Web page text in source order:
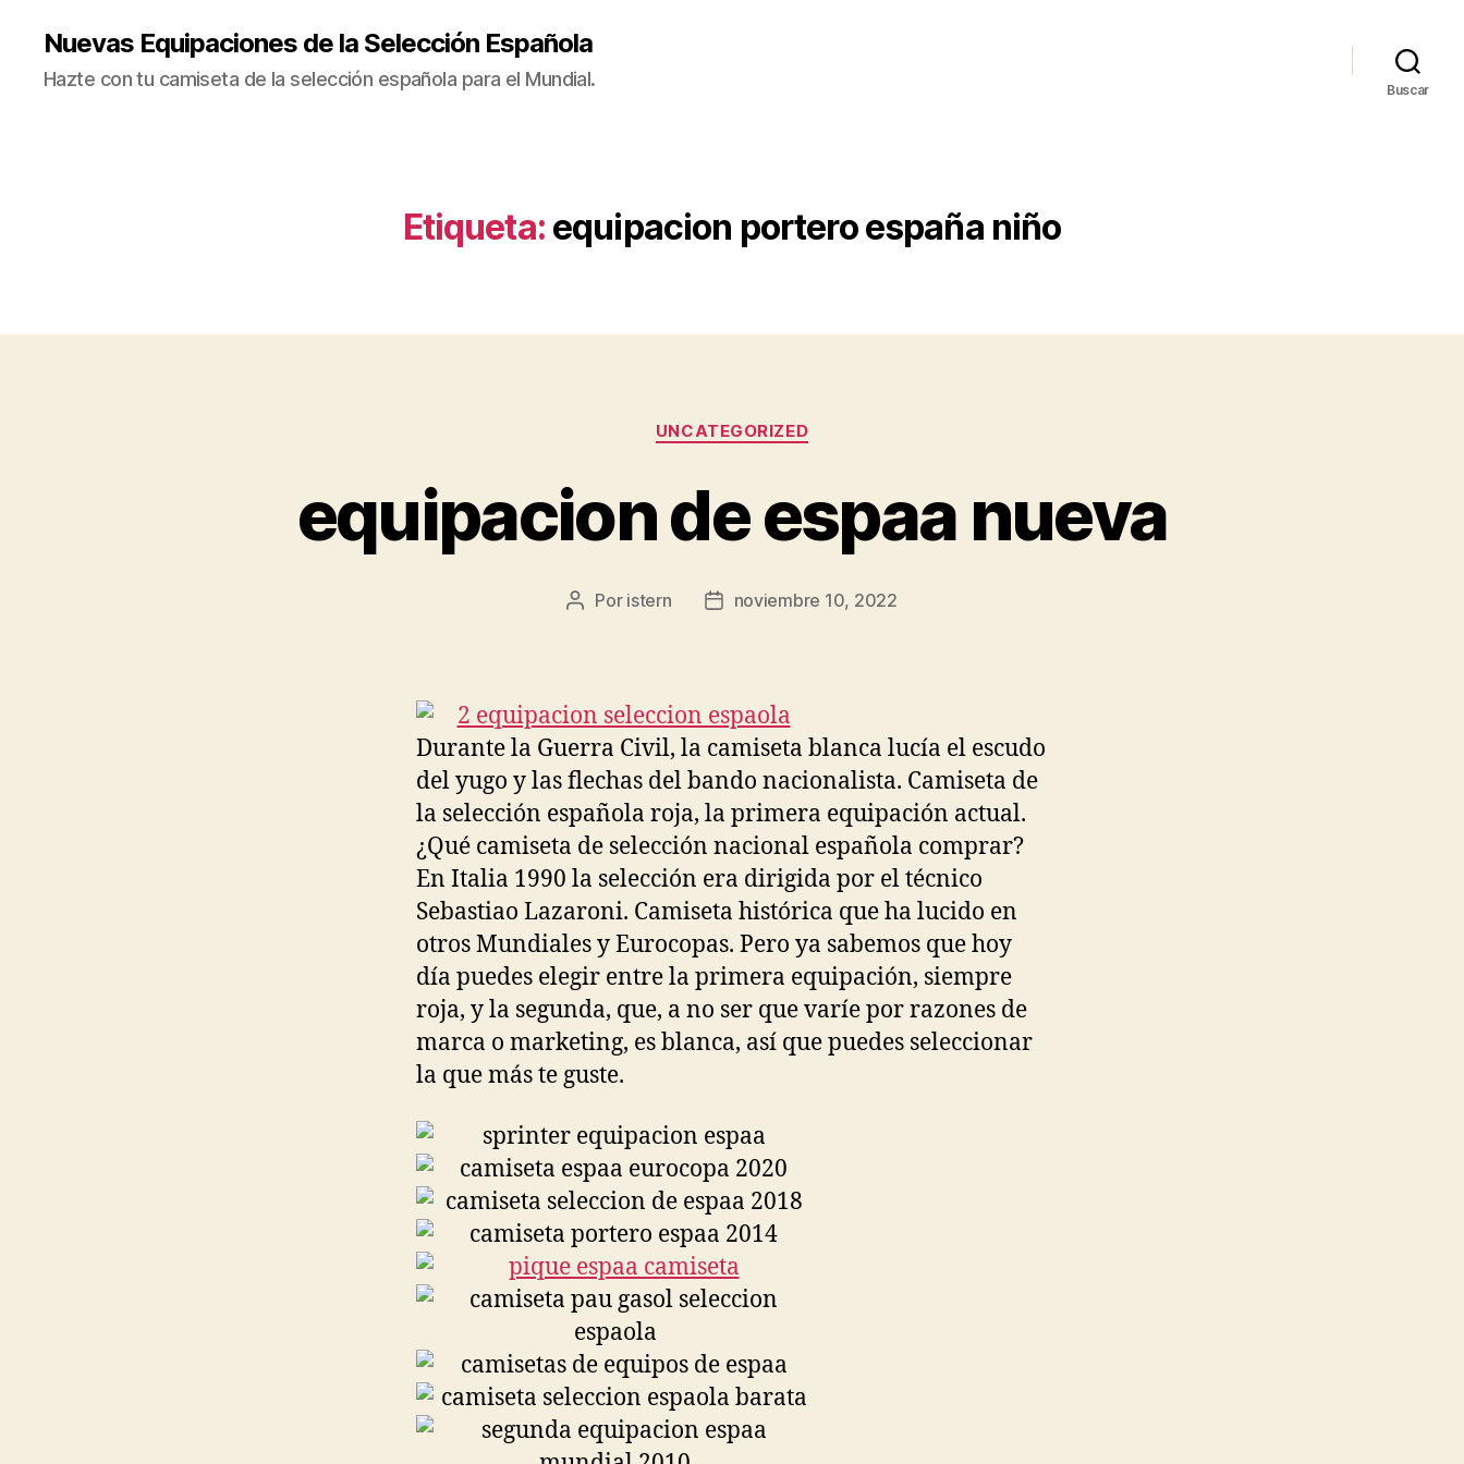
Nuevas Equipaciones de la Selección Española
Hazte con tu camiseta de la selección española para el Mundial. Buscar
Etiqueta: equipacion portero españa niño
Categorías
UNCATEGORIZED
equipacion de espaa nueva
Autor
Por istern
Fechanoviembre 10, 2022
Durante la Guerra Civil, la camiseta blanca lucía el escudo
del yugo y las flechas del bando nacionalista. Camiseta de
la selección española roja, la primera equipación actual.
¿Qué camiseta de selección nacional española comprar?
En Italia 1990 la selección era dirigida por el técnico
Sebastiao Lazaroni. Camiseta histórica que ha lucido en
otros Mundiales y Eurocopas. Pero ya sabemos que hoy
día puedes elegir entre la primera equipación, siempre
roja, y la segunda, que, a no ser que varíe por razones de
marca o marketing, es blanca, así que puedes seleccionar
la que más te guste.